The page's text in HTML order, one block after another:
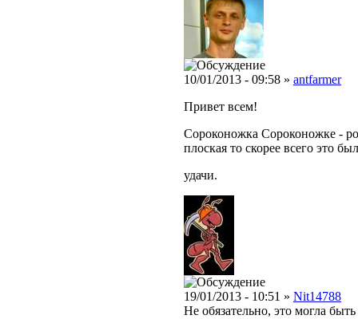
10/01/2013 - 09:58 » antfarmer
Привет всем!
Сороконожка Сороконожке -
плоская то скорее всего
удачи.
19/01/2013 - 10:51 » Nit14788
Не обязательно, это могла быть